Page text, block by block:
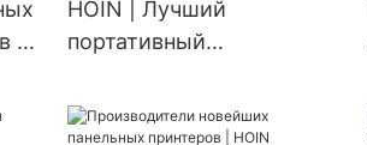
высокоскоростной, USB
BT, 4-дюймовый
штрихкодов этикеток
|
HOIN | Лучший
портативный
этикеток